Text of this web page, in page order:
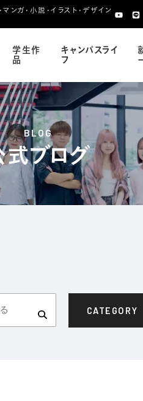
ンガ・小説・イラスト・デザイン
学生作
品
キャンパスライ
フ
BLOG
式ブログ
CATEGORY